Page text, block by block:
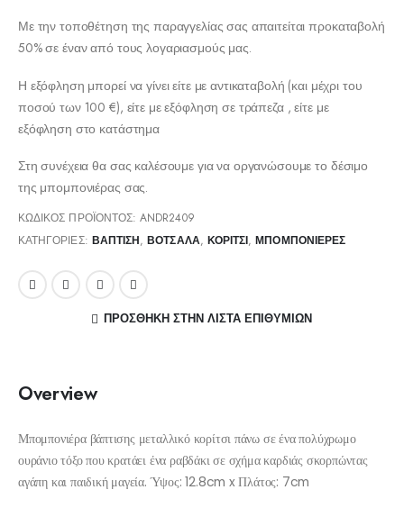
Με την τοποθέτηση της παραγγελίας σας απαιτείται προκαταβολή
50% σε έναν από τους λογαριασμούς μας.
Η εξόφληση μπορεί να γίνει είτε με αντικαταβολή (και μέχρι του
ποσού των 100 €), είτε με εξόφληση σε τράπεζα , είτε με
εξόφληση στο κατάστημα
Στη συνέχεια θα σας καλέσουμε για να οργανώσουμε το δέσιμο
της μπομπονιέρας σας.
ΚΩΔΙΚΌΣ ΠΡΟΪΌΝΤΟΣ:ANDR2409
ΚΑΤΗΓΟΡΊΕΣ: ΒΑΠΤΙΣΗ,ΒΌΤΣΑΛΑ, ΚΟΡΊΤΣΙ,ΜΠΟΜΠΟΝΙΈΡΕΣ
ΠΡΌΣΘΉΚΗ ΣΤΗΝ ΛΊΣΤΑ ΕΠΙΘΥΜΙΏΝ
Overview
Μπομπονιέρα βάπτισης μεταλλικό κορίτσι πάνω σε ένα πολύχρωμο
ουράνιο τόξο που κρατάει ένα ραβδάκι σε σχήμα καρδιάς σκορπώντας
αγάπη και παιδική μαγεία.Ύψος: 12.8cm xΠλάτος: 7cm